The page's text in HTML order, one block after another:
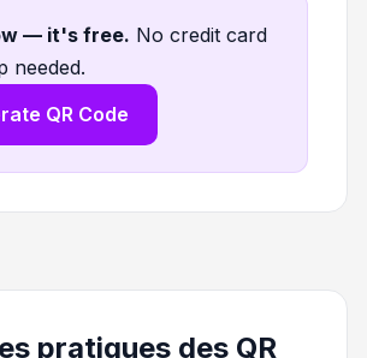
— it's free. No credit card
needed.
QR Code
pratiques des QR